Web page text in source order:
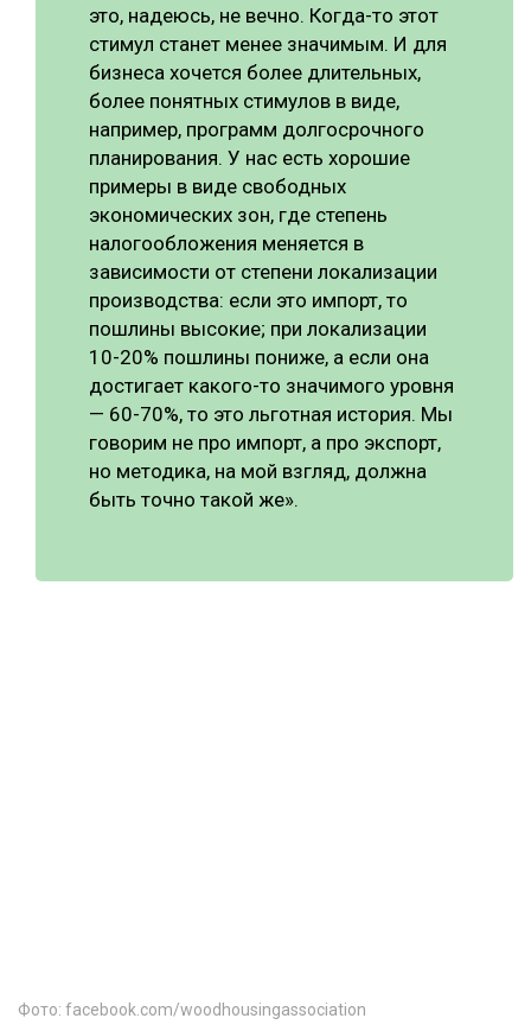
это, надеюсь, не вечно. Когда-то этот
стимул станет менее значимым. И для
бизнеса хочется более длительных,
более понятных стимулов в виде,
например, программ долгосрочного
планирования. У нас есть хорошие
примеры в виде свободных
экономических зон, где степень
налогообложения меняется в
зависимости от степени локализации
производства: если это импорт, то
пошлины высокие; при локализации
10-20% пошлины пониже, а если она
достигает какого-то значимого уровня
— 60-70%, то это льготная история. Мы
говорим не про импорт, а про экспорт,
но методика, на мой взгляд, должна
быть точно такой же».
Фото: facebook.com/woodhousingassociation